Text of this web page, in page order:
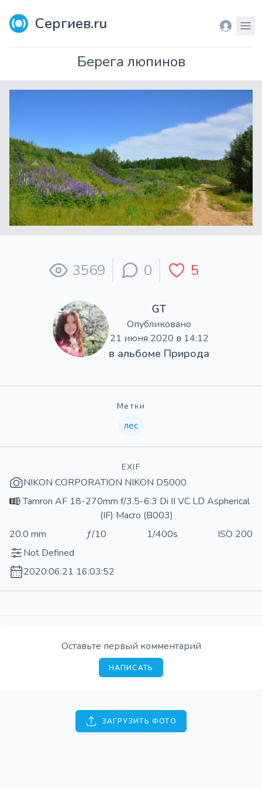
Сергиев.ru Вход
Берега люпинов
3569 0 5
GT
Опубликовано
21 июня 2020 в 14:12
в альбоме Природа
Метки
лес
EXIF
NIKON CORPORATION NIKON D5000
Tamron AF 18-270mm f/3.5-6.3 Di II VC LD Aspherical
(IF) Macro (B003)
20.0 mm
ƒ/10 1/400s
ISO 200
Not Defined
2020:06:21 16:03:52
Оставьте первый комментарий
НАПИСАТЬ
ЗАГРУЗИТЬ ФОТО